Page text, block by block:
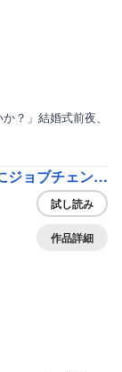
？」結婚式前夜、
私を殺したワンコ系騎士様が、ヤンデレにジョブチェンジして今日も命を狙ってくる
試し読み
作品詳細